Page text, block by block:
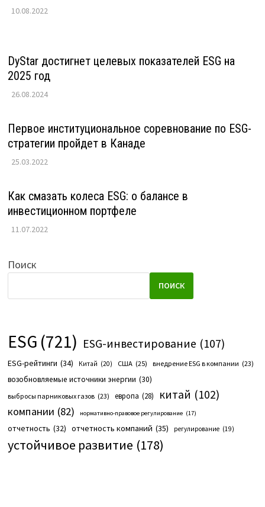
10.08.2022
DyStar достигнет целевых показателей ESG на
2025 год
26.08.2024
Первое институциональное соревнование по ESG-
стратегии пройдет в Канаде
25.03.2022
Как смазать колеса ESG: о балансе в
инвестиционном портфеле
11.07.2022
Поиск
ПОИСК
ESG (721) ESG-инвестирование (107)
ESG-рейтинги (34) Китай (20) США (25) внедрение ESG в компании (23)
возобновляемые источники энергии (30)
выбросы парниковых газов (23) европа (28) китай (102)
компании (82) нормативно-правовое регулирование (17)
отчетность (32) отчетность компаний (35) регулирование (19)
устойчивое развитие (178)